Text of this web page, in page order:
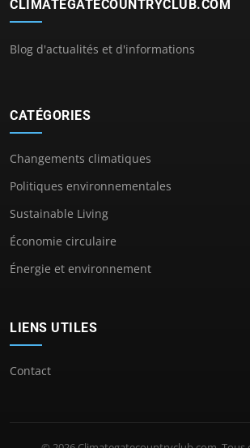
CLIMATEGATECOUNTRYCLUB.COM
Blog d'actualités et d'informations
CATÉGORIES
Changements climatiques
Politiques environnementales
Sustainable Living
Économie circulaire
Énergie et environnement
LIENS UTILES
Contact